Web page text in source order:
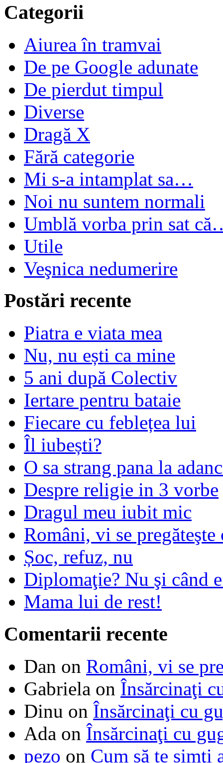
Categorii
Aiurea în tramvai
De pe Google adunate
De pierdut timpul
Diverse
Dragă X
Fără categorie
Mi s-a intamplat sa…
Noi nu suntem normali
Umblă vorba prin sat
Utile
Veşnica nedumerire
Postări recente
Piatra e viata mea
Nu, nu ești ca mine
5 ani după Colectiv
Iertare pentru bataie
Fiecare cu feblețea lui
Îl iubești?
O sa strang pana la
Despre religie in 3 vorbe
Dragul meu iubit mic
Români, vi se pregăteşte
Șoc, refuz, nu
Diplomaţie? Nu şi când
Mama lui de rest!
Comentarii recente
Dan on Români, vi se
Gabriela on Însărcinaţi
Dinu on Însărcinaţi cu
Ada on Însărcinaţi cu
pezo on Cum să te simţi